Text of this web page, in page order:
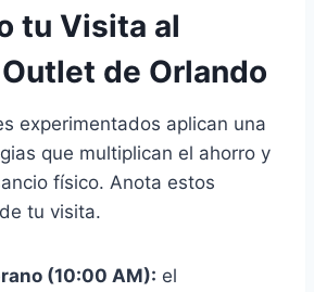
tu Visita al
de Orlando
experimentados aplican una
que multiplican el ahorro y
físico. Anota estos
tu visita.
(10:00 AM): el